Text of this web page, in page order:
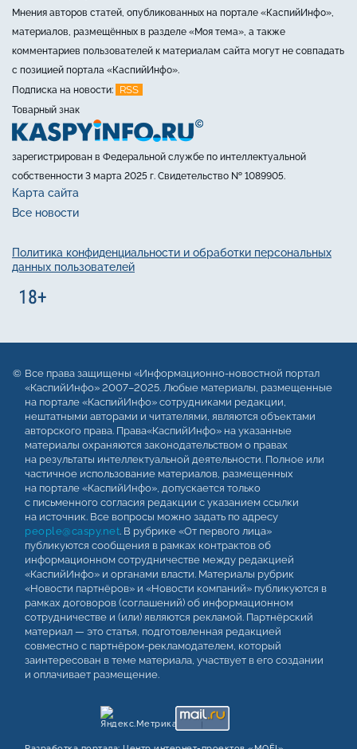
Мнения авторов статей, опубликованных на портале «КаспийИнфо»,
материалов, размещённых в разделе «Моя тема», а также
комментариев пользователей к материалам сайта могут не совпадать
с позицией портала «КаспийИнфо».
Подписка на новости:
RSS
Товарный знак
зарегистрирован в Федеральной службе по интеллектуальной
собственности 3 марта 2025 г. Свидетельство № 1089905.
Карта сайта
Все новости
Политика конфиденциальности и обработки персональных
данных пользователей
Все права защищены «Информационно-новостной портал
«КаспийИнфо» 2007–2025. Любые материалы, размещенные
на портале «КаспийИнфо» сотрудниками редакции,
нештатными авторами и читателями, являются объектами
авторского права. Права«КаспийИнфо» на указанные
материалы охраняются законодательством о правах
на результаты интеллектуальной деятельности. Полное или
частичное использование материалов, размещенных
на портале «КаспийИнфо», допускается только
с письменного согласия редакции с указанием ссылки
на источник. Все вопросы можно задать по адресу
people@caspy.net. В рубрике «От первого лица»
публикуются сообщения в рамках контрактов об
информационном сотрудничестве между редакцией
«КаспийИнфо» и органами власти. Материалы рубрик
«Новости партнёров» и «Новости компаний» публикуются в
рамках договоров (соглашений) об информационном
сотрудничестве и (или) являются рекламой. Партнёрский
материал — это статья, подготовленная редакцией
совместно с партнёром-рекламодателем, который
заинтересован в теме материала, участвует в его создании
и оплачивает размещение.